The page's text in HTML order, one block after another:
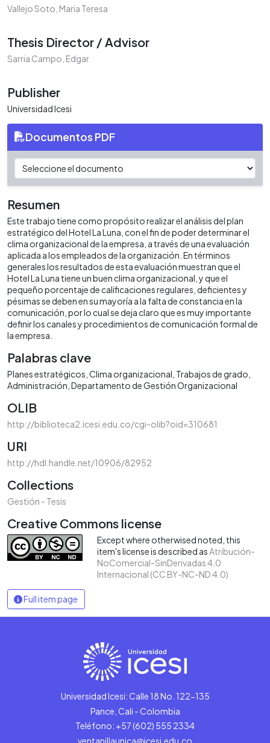
Vallejo Soto, Maria Teresa
Thesis Director / Advisor
Sarria Campo, Edgar
Publisher
Universidad Icesi
Documentos PDF
Resumen
Este trabajo tiene como propósito realizar el análisis del plan
estratégico del Hotel La Luna, con el fin de poder determinar el
clima organizacional de la empresa, a través de una evaluación
aplicada a los empleados de la organización. En términos
generales los resultados de esta evaluación muestran que el
Hotel La Luna tiene un buen clima organizacional, y que el
pequeño porcentaje de calificaciones regulares, deficientes y
pésimas se deben en su mayoría a la falta de constancia en la
comunicación, por lo cual se deja claro que es muy importante
definir los canales y procedimientos de comunicación formal de
la empresa.
Palabras clave
Planes estratégicos Clima organizacional Trabajos de grado
Administración Departamento de Gestión Organizacional
OLIB
http://biblioteca2.icesi.edu.co/cgi-olib?oid=310681
URI
http://hdl.handle.net/10906/82952
Collections
Gestión - Tesis
Creative Commons license
Except where otherwised noted, this
item's license is described asAtribución-
NoComercial-SinDerivadas 4.0
Internacional (CC BY-NC-ND 4.0)
Full item page
Universidad Icesi: Calle 18 No. 122-135
Pance, Cali - Colombia
Teléfono: +57 (602) 555 2334
ventanillaunica@icesi.edu.co